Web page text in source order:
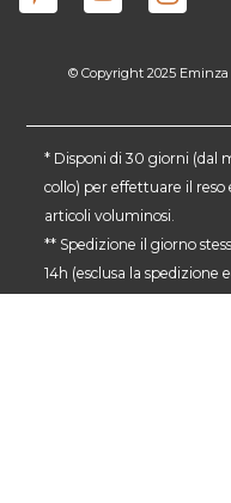
© Copyright 2025
* Disponi di 30 giorni (dal
collo) per effettuare il reso
articoli voluminosi.
** Spedizione il giorno
14h (esclusa la spedizione